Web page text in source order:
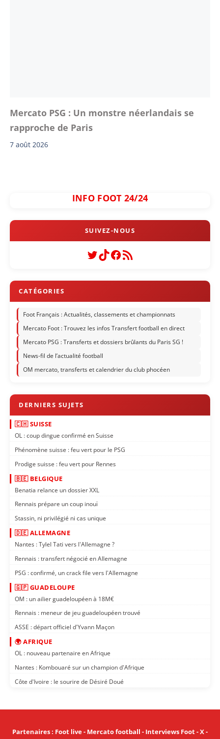
Mercato PSG : Un monstre néerlandais se
rapproche de Paris
7 août 2026
INFO FOOT 24/24
Twitter
TikTok
Facebook
Flux RSS
Foot Français : Actualités, classements et championnats
Mercato Foot : Trouvez les infos Transfert football en direct
Mercato PSG : Transferts et dossiers brûlants du Paris SG !
News-fil de l’actualité football
OM mercato, transferts et calendrier du club phocéen
🇨🇭 SUISSE
OL : coup dingue confirmé en Suisse
Phénomène suisse : feu vert pour le PSG
Prodige suisse : feu vert pour Rennes
🇧🇪 BELGIQUE
Benatia relance un dossier XXL
Rennais prépare un coup inouï
Stassin, ni privilégié ni cas unique
🇩🇪 ALLEMAGNE
Nantes : Tylel Tati vers l'Allemagne ?
Rennais : transfert négocié en Allemagne
PSG : confirmé, un crack file vers l'Allemagne
🇬🇵 GUADELOUPE
OM : un ailier guadeloupéen à 18M€
Rennais : meneur de jeu guadeloupéen trouvé
ASSE : départ officiel d'Yvann Maçon
🌍 AFRIQUE
OL : nouveau partenaire en Afrique
Nantes : Kombouaré sur un champion d'Afrique
Côte d'Ivoire : le sourire de Désiré Doué
Partenaires: Foot live- Mercato football - Interviews Foot-X-